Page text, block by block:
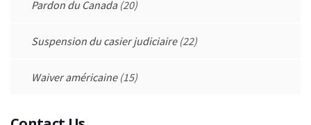
Pardon du Canada(20)
Suspension du casier judiciaire(22)
Waiver américaine(15)